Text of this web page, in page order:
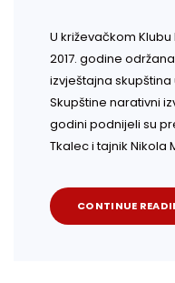
U križevačkom
2017. godine
izvještajna skupština
Skupštine narativni
godini podnijeli su
Tkalec i tajnik Nikola
CONTINUE